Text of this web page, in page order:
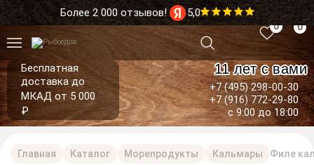
Более 2 000 отзывов! 5,0
Бесплатная
доставка до
МКАД от 5 000
₽
11 лет с вами
+7 (495) 298-00-30
+7 (916) 772-29-80
с 9:00 до 18:00
0 0
Главная Каталог Морепродукты Кальмары Филе